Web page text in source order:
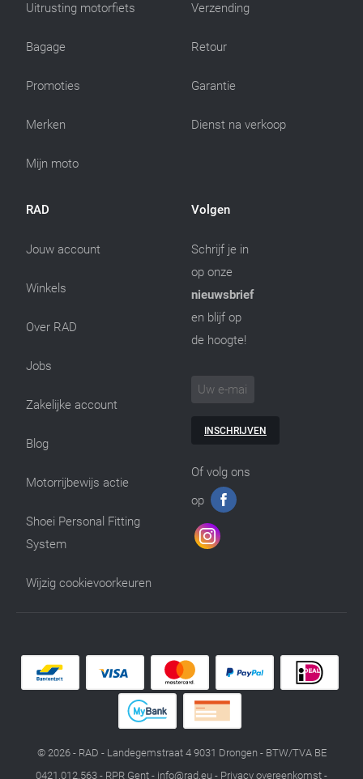
Uitrusting motorfiets
Bagage
Promoties
Merken
Mijn moto
Verzending
Retour
Garantie
Dienst na verkoop
RAD
Jouw account
Winkels
Over RAD
Jobs
Zakelijke account
Blog
Motorrijbewijs actie
Shoei Personal Fitting
System
Wijzig cookievoorkeuren
Volgen
Schrijf je in
op onze
nieuwsbrief
en blijf op
de hoogte!
INSCHRIJVEN
Of volg ons
op
© 2026 - RAD - Landegemstraat 4 9031 Drongen - BTW/TVA BE
0421.012.563 - RPR Gent - info@rad.eu - Privacy overeenkomst -